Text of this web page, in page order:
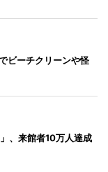
ビーチクリーンや怪
、来館者10万人達成